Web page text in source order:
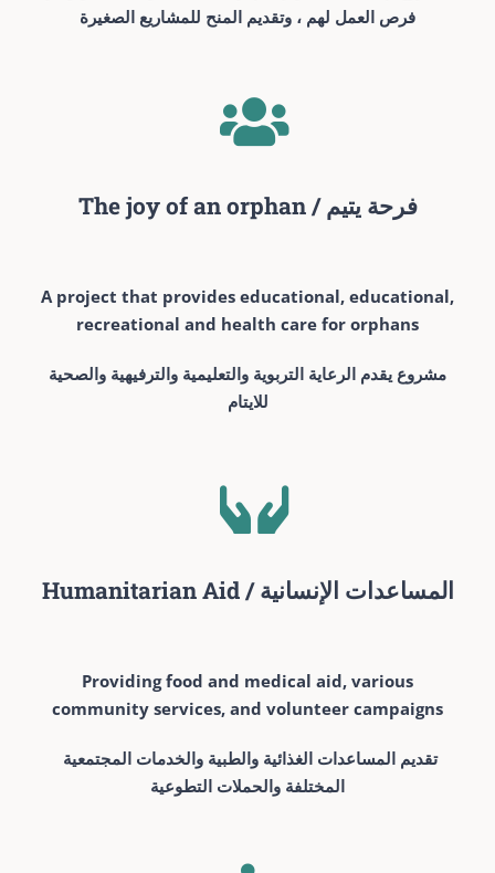
فرص العمل لهم ، وتقديم المنح للمشاريع الصغيرة
The joy of an orphan / فرحة يتيم
A project that provides educational, educational,
recreational and health care for orphans
مشروع يقدم الرعاية التربوية والتعليمية والترفيهية والصحية
للايتام
Humanitarian Aid / المساعدات الإنسانية
Providing food and medical aid, various
community services, and volunteer campaigns
المختلفة والحملات التطوعية